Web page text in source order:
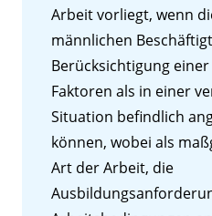
Arbeit vorliegt, wenn
männlichen
Berücksichtigung
Faktoren als in einer
Situation befindlich
können, wobei als
Art der Arbeit, die